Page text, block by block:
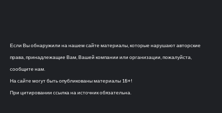
Если Вы обнаружили на нашем сайте материалы, которые нарушают авторские
права, принадлежащие Вам, Вашей компании или организации, пожалуйста,
сообщите нам.
На сайте могут быть опубликованы материалы 18+!
При цитировании ссылка на источник обязательна.